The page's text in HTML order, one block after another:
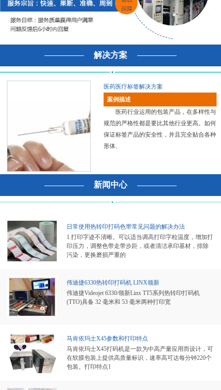
解决方案
医药医疗标签解决方案
案例描述
医药行业运用的包装产品，在多样性与
规范的严格性都是要比其他行业更高。如何
保证标签产品的安全性，并且完全贴合各种
形体、
新闻中心
日常使用热转印打码色带常见问题的解决办法
1.打印字迹不清晰。可以适当调高打印字粒温度，增加打
印压力，调整色带走带步距，或者清洁承印基材，排除
污染，更换磨损严重的
伟迪捷6330热转印打码机 LINX领新
伟迪捷Videojet 6330/领新Linx TT5系列热转印打码机
(TTO)具备 32 毫米和 53 毫米两种打印宽
马肯依玛士X45参数和打印特点
马肯依玛士X45打码机是一款为中高产量应用而设计，可
在软膜包装上提供高质量标识，速率高可达每分钟220个
包装。打印特点1